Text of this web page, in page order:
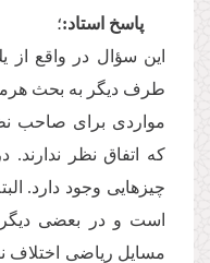
پاسخ استاد:؛
این سؤال در واقع
طرف دیگر به بحث
مواردى براى صاحب
كه اتفاق نظر
چیزهایى وجود دارد.
است و در بعضى دیگر
مسایل ریاضى اختلاف